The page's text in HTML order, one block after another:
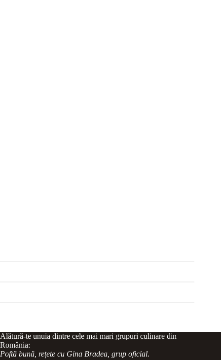
Alătură-te unuia dintre cele mai mari grupuri culinare din
România:
Poftă bună, rețete cu Gina Bradea, grup oficial.